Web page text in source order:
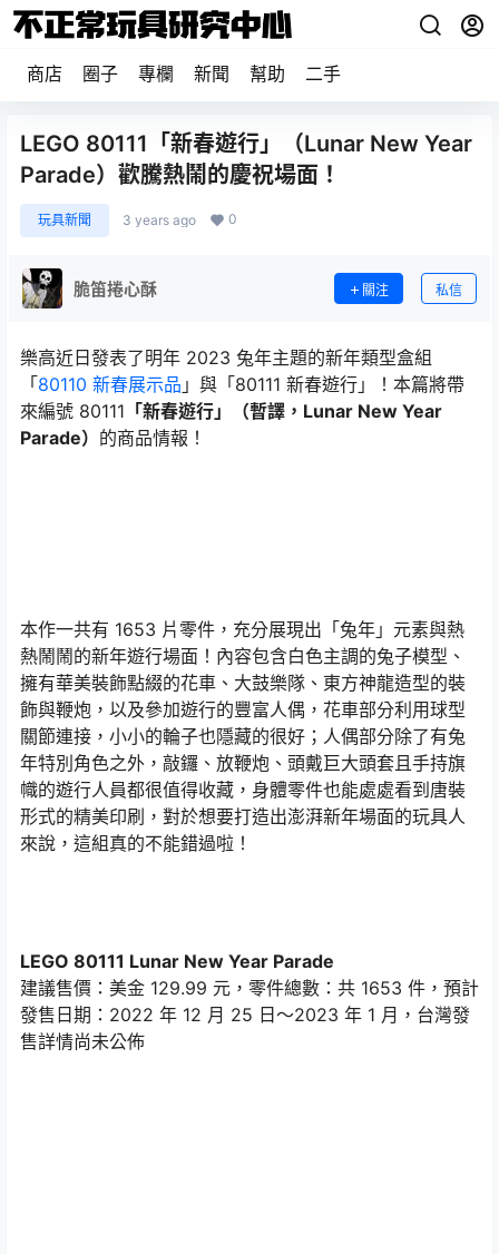
商店 圈子 專欄 新聞 幫助 二手
LEGO 80111「新春遊行」（Lunar New Year
Parade）歡騰熱鬧的慶祝場面！
玩具新聞 3 years ago 0
脆笛捲心酥 關注 私信
樂高近日發表了明年 2023 兔年主題的新年類型盒組
「80110 新春展示品 」與「80111 新春遊行」！本篇將帶
來編號 80111 「新春遊行」（暫譯，Lunar New Year
Parade） 的商品情報！
本作一共有 1653 片零件，充分展現出「兔年」元素與熱
熱鬧鬧的新年遊行場面！內容包含白色主調的兔子模型、
擁有華美裝飾點綴的花車、大鼓樂隊、東方神龍造型的裝
飾與鞭炮，以及參加遊行的豐富人偶，花車部分利用球型
關節連接，小小的輪子也隱藏的很好；人偶部分除了有兔
年特別角色之外，敲鑼、放鞭炮、頭戴巨大頭套且手持旗
幟的遊行人員都很值得收藏，身體零件也能處處看到唐裝
形式的精美印刷，對於想要打造出澎湃新年場面的玩具人
來說，這組真的不能錯過啦！
LEGO 80111 Lunar New Year Parade
建議售價：美金 129.99 元，零件總數：共 1653 件，預計
發售日期：2022 年 12 月 25 日～2023 年 1 月，台灣發
售詳情尚未公佈